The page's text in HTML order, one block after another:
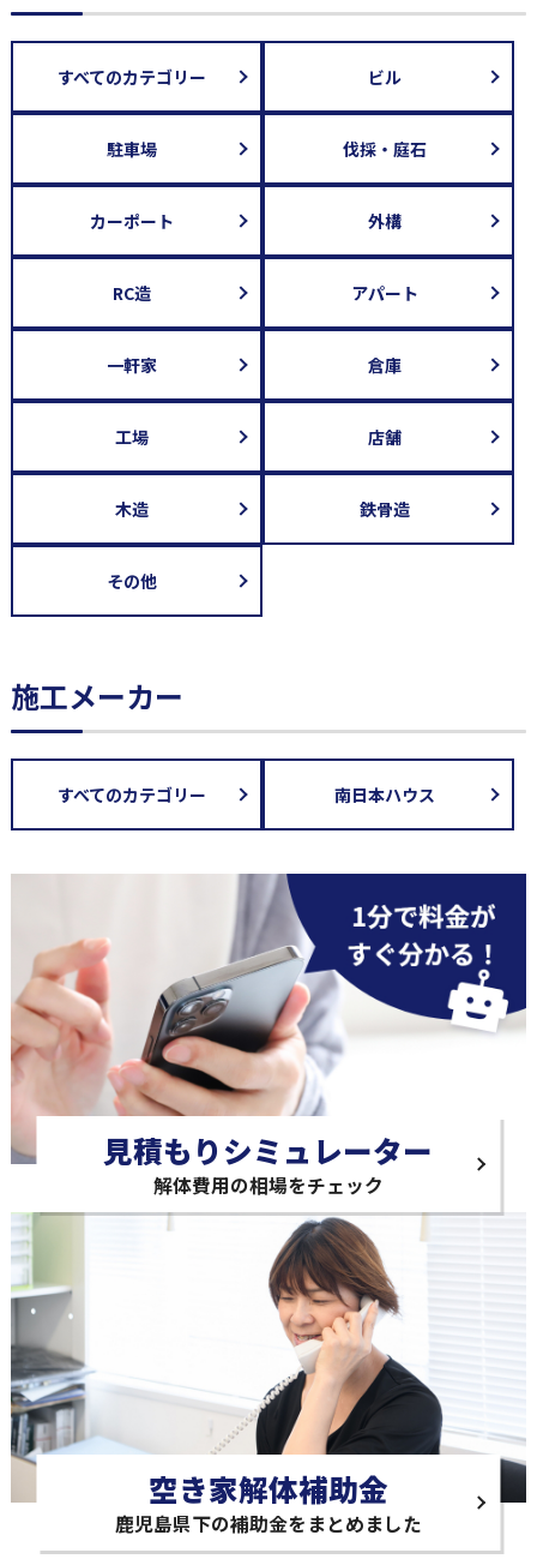
すべてのカテゴリー ビル
駐車場 伐採・庭石
カーポート 外構
RC造 アパート
一軒家 倉庫
工場 店舗
木造 鉄骨造
その他
施工メーカー
すべてのカテゴリー 南日本ハウス
見積もりシミュレーター
解体費用の相場をチェック
空き家解体補助金
鹿児島県下の補助金をまとめました